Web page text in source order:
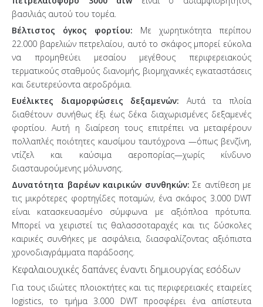
βασιλιάς αυτού του τομέα.
Βέλτιστος όγκος φορτίου: Με χωρητικότητα περίπου
22.000 βαρελιών πετρελαίου, αυτό το σκάφος μπορεί εύκολα
να προμηθεύει μεσαίου μεγέθους περιφερειακούς
τερματικούς σταθμούς διανομής, βιομηχανικές εγκαταστάσεις
και δευτερεύοντα αεροδρόμια.
Ευέλικτες διαμορφώσεις δεξαμενών: Αυτά τα πλοία
διαθέτουν συνήθως έξι έως δέκα διαχωρισμένες δεξαμενές
φορτίου. Αυτή η διαίρεση τους επιτρέπει να μεταφέρουν
πολλαπλές ποιότητες καυσίμου ταυτόχρονα —όπως βενζίνη,
ντίζελ και καύσιμα αεροπορίας—χωρίς κίνδυνο
διασταυρούμενης μόλυνσης.
Δυνατότητα βαρέων καιρικών συνθηκών: Σε αντίθεση με
τις μικρότερες φορτηγίδες ποταμών, ένα σκάφος 3.000 DWT
είναι κατασκευασμένο σύμφωνα με αξιόπλοα πρότυπα.
Μπορεί να χειριστεί τις θαλασσοταραχές και τις δύσκολες
καιρικές συνθήκες με ασφάλεια, διασφαλίζοντας αξιόπιστα
χρονοδιαγράμματα παράδοσης.
Κεφαλαιουχικές δαπάνες έναντι δημιουργίας εσόδων
Για τους ιδιώτες πλοιοκτήτες και τις περιφερειακές εταιρείες
logistics, το τμήμα 3.000 DWT προσφέρει ένα απίστευτα